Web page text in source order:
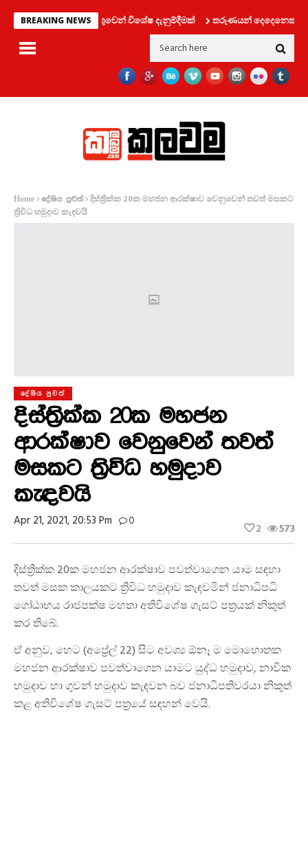
BREAKING NEWS
දෙපාර්තමේන්තුවෙන් විශේෂ දැනුම්දීමක් තරුණයන් දෙදෙනෙක් සමග
Home දේශිය පුවත්
දිස්ත්‍රික්ක 20ක මහජන ආරක්ෂාව වෙනුවෙන් තවත් මසකට
ත්‍රිවිධ හමුදාව කැඳවයි
දේශිය පුවත්
දිස්ත්‍රික්ක 20ක මහජන
ආරක්ෂාව වෙනුවෙන් තවත්
මසකට ත්‍රිවිධ හමුදාව
කැඳවයි
Apr 21, 2021, 20:53 Pm 0 573
2
දිස්ත්‍රික්ක 20ක මහජන ආරක්ෂාව පවත්වාගෙන යාම සඳහා
තවත් මසක කාලයකට ත්‍රිවිධ හමුදාව කැඳවමින් ජනාධිපධි
ගෝඨාභය රාජපක්ෂ මහතා අතිවිශේෂ ගැසට් පත්‍රයක් නිකුත්
කර තිබේ.
ඒ අනුව, හෙට (අප්‍රේල් 22) සිට අවශ්‍ය ඕනෑ ම මොහොතක
මහජන ආරක්ෂාව පවත්වාගෙන යාමට යුද්ධ හමුදාව, නාවික
හමුදාව හා ගුවන් හමුදාව කැඳවන බව ජනාධිපතිවරයා නිකුත්
කළ අතිවිශේෂ ගැසට් පත්‍රයේ සඳහන් වෙයි.